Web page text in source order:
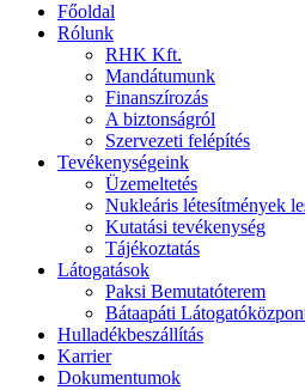
Főoldal
Rólunk
RHK Kft.
Mandátumunk
Finanszírozás
A biztonságról
Szervezeti felépítés
Tevékenységeink
Üzemeltetés
Nukleáris létesítmények
Kutatási tevékenység
Tájékoztatás
Látogatások
Paksi Bemutatóterem
Bátaapáti
Hulladékbeszállítás
Karrier
Dokumentumok